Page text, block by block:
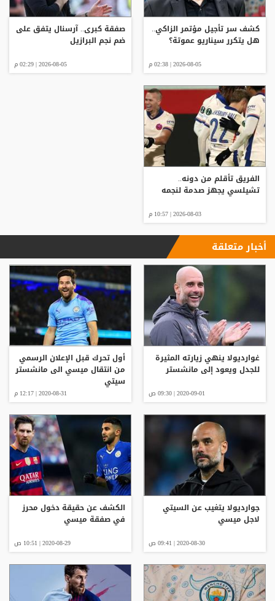
كشف سر تأجيل مؤتمر الزاكي..
هل يتكرر سيناريو عموتة؟
2026-08-05 | 02:38 م
صفقة كبرى.. آرسنال يتفق على
ضم نجم البرازيل
2026-08-05 | 02:29 م
الفريق تأقلم من دونه..
تشيلسي يجهز صدمة لنجمه
2026-08-03 | 10:57 م
أخبار متعلقة
غوارديولا ينهي زيارته المثيرة
للجدل ويعود إلى مانشستر
2020-09-01 | 09:30 ص
أول تحرك قبل الإعلان الرسمي
من انتقال ميسي الى مانشستر
سيتي
2020-08-31 | 12:17 م
جوارديولا يتغيب عن السيتي
لاجل ميسي
2020-08-30 | 09:41 ص
الكشف عن حقيقة دخول محرز
في صفقة ميسي
2020-08-29 | 10:51 ص